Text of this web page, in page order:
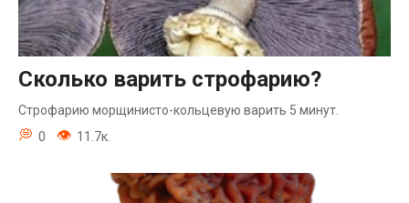
Сколько варить строфарию?
Строфарию морщинисто-кольцевую варить 5 минут.
0
11.7к.